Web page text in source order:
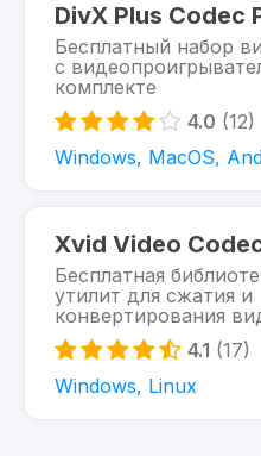
DivX Plus Codec
Бесплатный набор
с
комплекте
4.0 (12)
Windows, MacOS,
Xvid Video
Бесплатная
утилит для сжатия и
конвертирования
4.1 (17)
Windows, Linux